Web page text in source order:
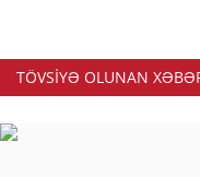
TÖVSIYƏ OLUNAN